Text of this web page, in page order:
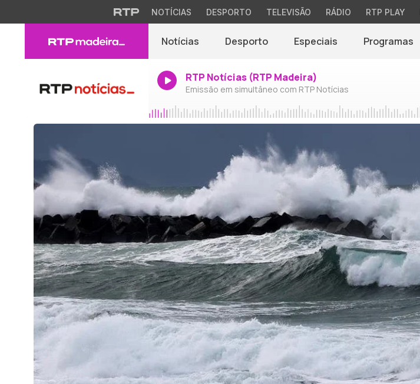
NOTÍCIAS DESPORTO TELEVISÃO RÁDIO RTP PLAY
Notícias Desporto Especiais Programas
RTP Notícias (RTP Madeira)
Emissão em simultâneo com RTP Notícias